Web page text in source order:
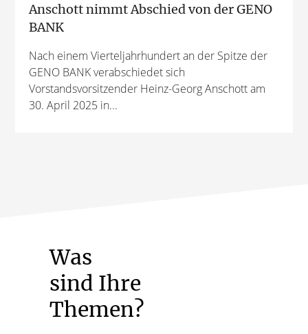
Anschott nimmt Abschied von der GENO
BANK
Nach einem Vierteljahrhundert an der Spitze der
GENO BANK verabschiedet sich
Vorstandsvorsitzender Heinz-Georg Anschott am
30. April 2025 in...
Was
sind Ihre
Themen?